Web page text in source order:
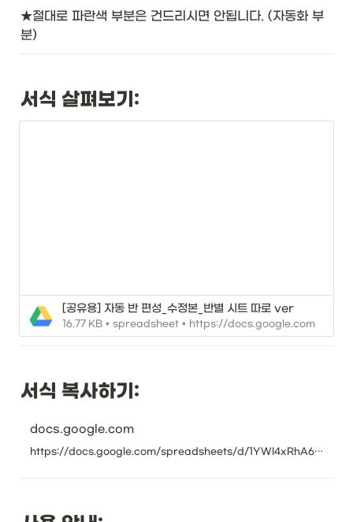
★절대로 파란색 부분은 건드리시면 안됩니다. (자동화 부
분)
서식 살펴보기:
[공유용] 자동 반 편성_수정본_반별 시트 따로 ver
16.77 KB • spreadsheet • https://docs.google.com
서식 복사하기:
docs.google.com
https://docs.google.com/spreadsheets/d/1YWI4xRhA6x6Oud_HIb3zJ86cgT_0GpaXMZCrzU4PufM/copy